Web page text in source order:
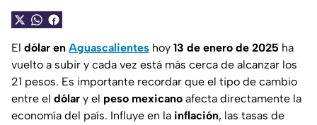
El dólar en Aguascalientes hoy 13 de enero de 2025 ha
vuelto a subir y cada vez está más cerca de alcanzar los
21 pesos. Es importante recordar que el tipo de cambio
entre el dólar y el peso mexicano afecta directamente la
economía del país. Influye en la inflación, las tasas de